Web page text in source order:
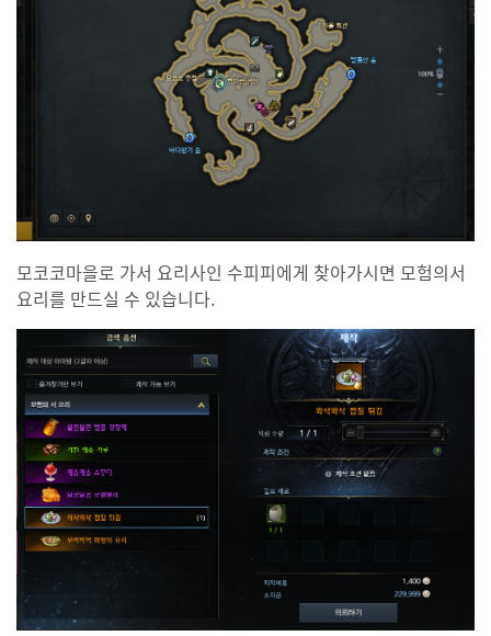
모코코마을로 가서 요리사인 수피피에게 찾아가시면 모험의서
요리를 만드실 수 있습니다.